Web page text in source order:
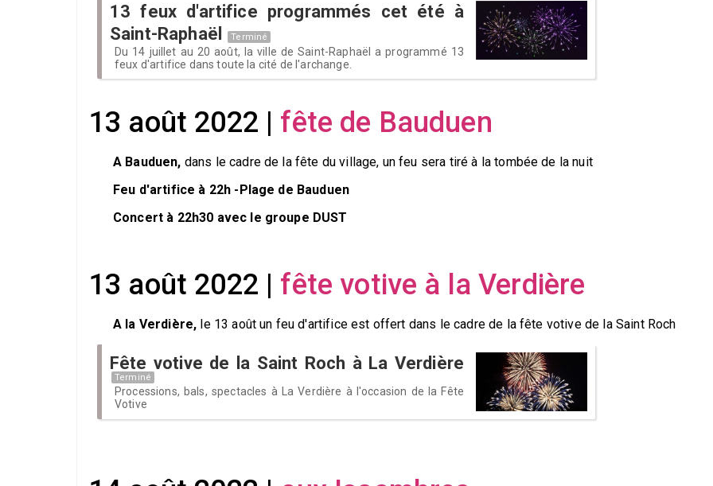
13 feux d'artifice programmés cet été à
Saint-Raphaël
Terminé
Du 14 juillet au 20 août, la ville de Saint-Raphaël a programmé 13
feux d'artifice dans toute la cité de l'archange.
13 août 2022 | fête de Bauduen
A Bauduen, dans le cadre de la fête du village, un feu sera tiré à la tombée de la nuit
Feu d'artifice à 22h -Plage de Bauduen
Concert à 22h30 avec le groupe DUST
13 août 2022 | fête votive à la Verdière
A la Verdière, le 13 août un feu d'artifice est offert dans le cadre de la fête votive de la Saint Roch
Fête votive de la Saint Roch à La Verdière
Terminé
Processions, bals, spectacles à La Verdière à l'occasion de la Fête
Votive